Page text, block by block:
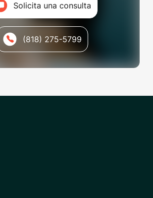
Solicita una consulta
(818) 275-5799